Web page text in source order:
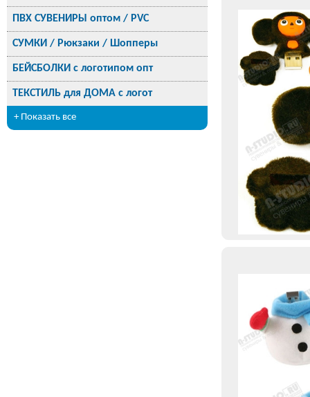
ПВХ СУВЕНИРЫ оптом / PVC
СУМКИ / Рюкзаки / Шопперы
БЕЙСБОЛКИ с логотипом опт
ТЕКСТИЛЬ для ДОМА с логот
+ Показать все